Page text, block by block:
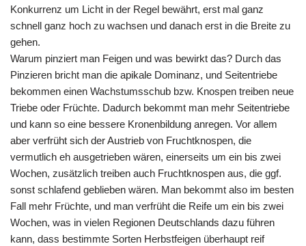
Konkurrenz um Licht in der Regel bewährt, erst mal ganz
schnell ganz hoch zu wachsen und danach erst in die Breite zu
gehen.
Warum pinziert man Feigen und was bewirkt das? Durch das
Pinzieren bricht man die apikale Dominanz, und Seitentriebe
bekommen einen Wachstumsschub bzw. Knospen treiben neue
Triebe oder Früchte. Dadurch bekommt man mehr Seitentriebe
und kann so eine bessere Kronenbildung anregen. Vor allem
aber verfrüht sich der Austrieb von Fruchtknospen, die
vermutlich eh ausgetrieben wären, einerseits um ein bis zwei
Wochen, zusätzlich treiben auch Fruchtknospen aus, die ggf.
sonst schlafend geblieben wären. Man bekommt also im besten
Fall mehr Früchte, und man verfrüht die Reife um ein bis zwei
Wochen, was in vielen Regionen Deutschlands dazu führen
kann, dass bestimmte Sorten Herbstfeigen überhaupt reif